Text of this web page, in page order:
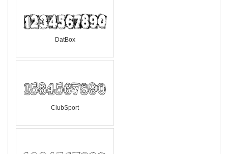
DatBox
ClubSport